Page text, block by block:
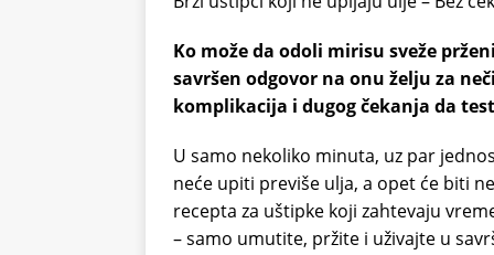
Ko može da odoli mirisu sveže
savršen odgovor na onu želju za
komplikacija i dugog čekanja da
U samo nekoliko minuta, uz par
neće upiti previše ulja, a opet će biti
recepta za uštipke koji zahtevaju
– samo umutite, pržite i uživajte u